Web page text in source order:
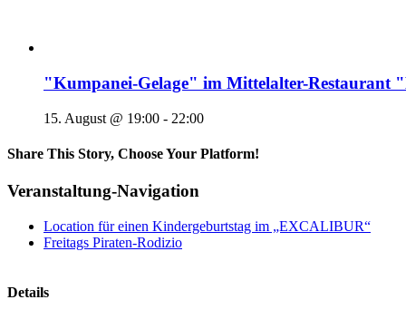
"Kumpanei-Gelage" im Mittelalter-
15. August @ 19:00 - 22:00
Share This Story, Choose Your Platform!
Veranstaltung-Navigation
Location für einen Kindergeburtstag im „EXCALIBUR“
Freitags Piraten-Rodizio
Details